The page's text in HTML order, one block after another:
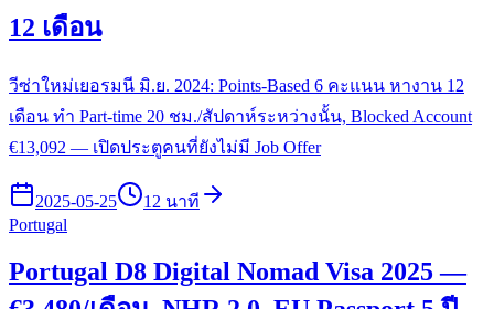
12 เดือน
วีซ่าใหม่เยอรมนี มิ.ย. 2024: Points-Based 6 คะแนน หางาน 12
เดือน ทำ Part-time 20 ชม./สัปดาห์ระหว่างนั้น, Blocked Account
€13,092 — เปิดประตูคนที่ยังไม่มี Job Offer
2025-05-25
12 นาที
Portugal
Portugal D8 Digital Nomad Visa 2025 —